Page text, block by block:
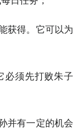
获得。它可以为
必须先打败朱子
并有一定的机会